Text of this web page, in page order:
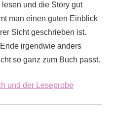
und die Story gut
man einen guten Einblick
Sicht geschrieben ist.
irgendwie anders
so ganz zum Buch passt.
und der Leseprobe